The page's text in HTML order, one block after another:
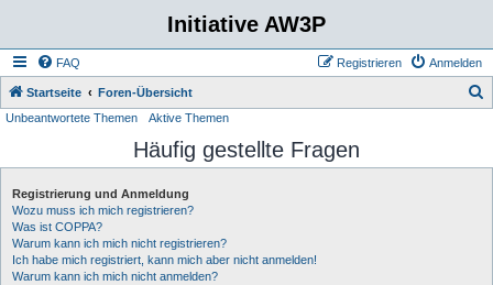
Initiative AW3P
FAQ Anmelden
Registrieren
Startseite Foren-Übersicht
h
Unbeantwortete Themen Aktive Themen
Häufig gestellte Fragen
Registrierung und Anmeldung
Wozu muss ich mich registrieren?
Was ist COPPA?
Warum kann ich mich nicht registrieren?
Ich habe mich registriert, kann mich aber nicht anmelden!
Warum kann ich mich nicht anmelden?